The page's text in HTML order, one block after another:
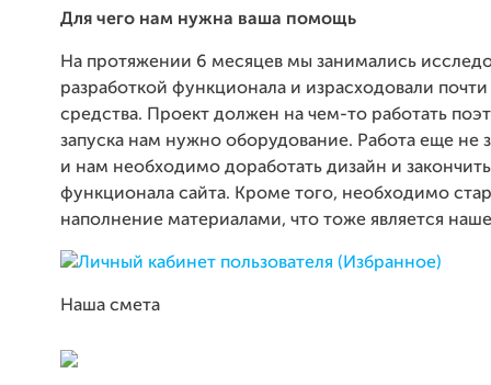
Для чего нам нужна ваша помощь
На протяжении 6 месяцев мы занимались
разработкой функционала и израсходовали почти
средства. Проект должен на чем-то работать
запуска нам нужно оборудование. Работа еще не
и нам необходимо доработать дизайн и
функционала сайта. Кроме того, необходимо
наполнение материалами, что тоже является
Наша смета